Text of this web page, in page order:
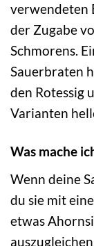
verwendeten
der Zugabe
Schmorens.
Sauerbraten
den Rotessig
Varianten
Was mache
Wenn deine
du sie mit
etwas